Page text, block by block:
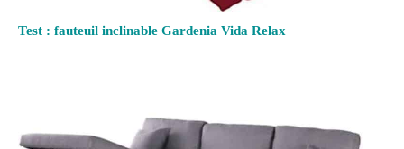
Test : fauteuil inclinable Gardenia Vida Relax